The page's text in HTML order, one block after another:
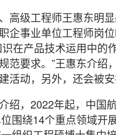
高级工程师王惠东明
企事业单位工程师岗
在产品技术运用中
范要求。”王惠东介
动，另外，还会被
绍，2022年起，中国
围绕14个重点领域开